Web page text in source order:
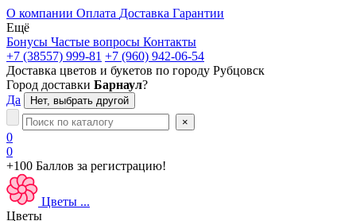
О компании Оплата Доставка Гарантии
Ещё
Бонусы Частые вопросы Контакты
+7 (38557) 999-81 +7 (960) 942-06-54
Доставка цветов и букетов по городу Рубцовск
Город доставки Барнаул?
Да
Нет, выбрать другой
×
0
0
+100 Баллов за регистрацию!
Цветы ...
Цветы